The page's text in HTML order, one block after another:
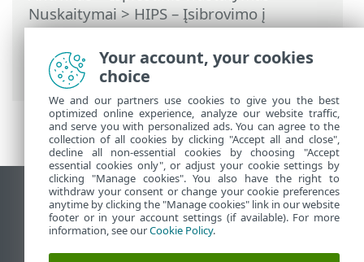
Nuskaitymai>HIPS – Įsibrovimo į
pagrindinį kompiuterį prevencijos
sistema>HIPS taisyklių tvarkymas> HIPS
taisyklės parametrai
Rodyti darbalaukio tinklavietę
End of Life
ESET žinių bazė
Your account, your cookies
choice
We and our partners use cookies to give you the best
optimized online experience, analyze our website traffic,
and serve you with personalized ads. You can agree to the
collection of all cookies by clicking "Accept all and close",
decline all non-essential cookies by choosing "Accept
essential cookies only", or adjust your cookie settings by
clicking "Manage cookies". You also have the right to
withdraw your consent or change your cookie preferences
anytime by clicking the "Manage cookies" link in our website
footer or in your account settings (if available). For more
information, see ourCookie Policy.